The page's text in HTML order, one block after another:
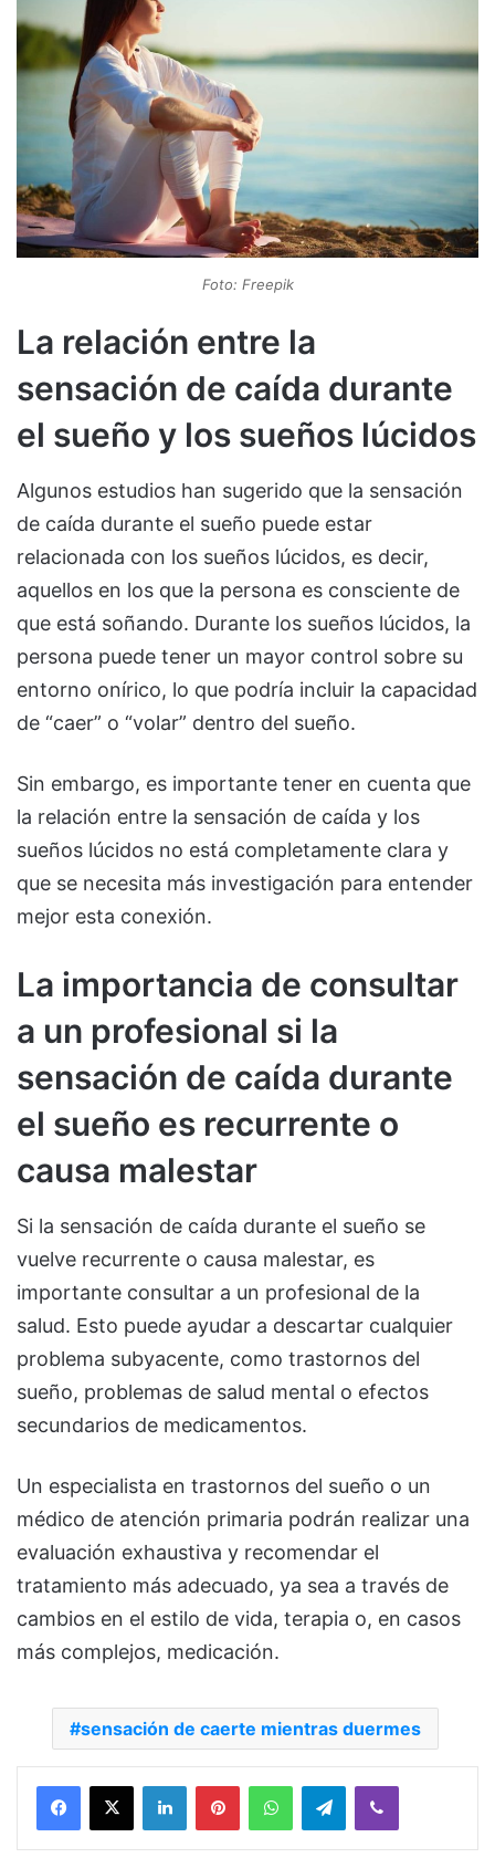
Foto: Freepik
La relación entre la
sensación de caída durante
el sueño y los sueños lúcidos
Algunos estudios han sugerido que la sensación
de caída durante el sueño puede estar
relacionada con los sueños lúcidos, es decir,
aquellos en los que la persona es consciente de
que está soñando. Durante los sueños lúcidos, la
persona puede tener un mayor control sobre su
entorno onírico, lo que podría incluir la capacidad
de “caer” o “volar” dentro del sueño.
Sin embargo, es importante tener en cuenta que
la relación entre la sensación de caída y los
sueños lúcidos no está completamente clara y
que se necesita más investigación para entender
mejor esta conexión.
La importancia de consultar
a un profesional si la
sensación de caída durante
el sueño es recurrente o
causa malestar
Si la sensación de caída durante el sueño se
vuelve recurrente o causa malestar, es
importante consultar a un profesional de la
salud. Esto puede ayudar a descartar cualquier
problema subyacente, como trastornos del
sueño, problemas de salud mental o efectos
secundarios de medicamentos.
Un especialista en trastornos del sueño o un
médico de atención primaria podrán realizar una
evaluación exhaustiva y recomendar el
tratamiento más adecuado, ya sea a través de
cambios en el estilo de vida, terapia o, en casos
más complejos, medicación.
sensación de caerte mientras duermes
Facebook
X LinkedInPinterestWhatsAppTelegramViber